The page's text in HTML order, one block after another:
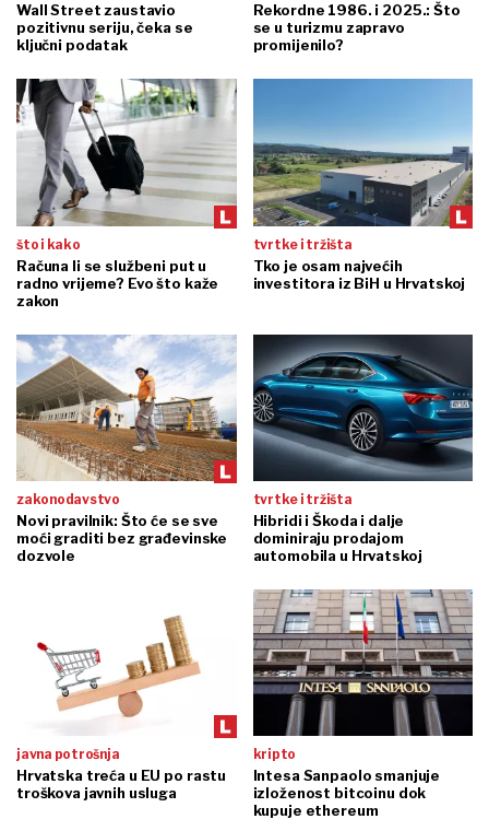
Wall Street zaustavio
pozitivnu seriju, čeka se
ključni podatak
Rekordne 1986. i 2025.: Što
se u turizmu zapravo
promijenilo?
što i kako
Računa li se službeni put u
radno vrijeme? Evo što kaže
zakon
tvrtke i tržišta
Tko je osam najvećih
investitora iz BiH u Hrvatskoj
zakonodavstvo
Novi pravilnik: Što će se sve
moći graditi bez građevinske
dozvole
tvrtke i tržišta
Hibridi i Škoda i dalje
dominiraju prodajom
automobila u Hrvatskoj
javna potrošnja
Hrvatska treća u EU po rastu
troškova javnih usluga
kripto
Intesa Sanpaolo smanjuje
izloženost bitcoinu dok
kupuje ethereum